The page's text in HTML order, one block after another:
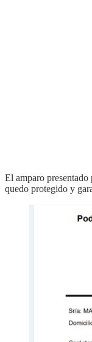
El amparo
quedo protegido y